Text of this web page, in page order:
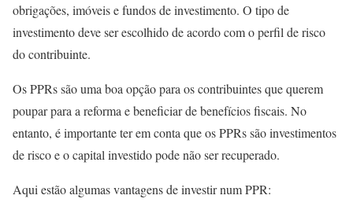
obrigações, imóveis e fundos de investimento. O tipo de
investimento deve ser escolhido de acordo com o perfil de risco
do contribuinte.
Os PPRs são uma boa opção para os contribuintes que querem
poupar para a reforma e beneficiar de benefícios fiscais. No
entanto, é importante ter em conta que os PPRs são investimentos
de risco e o capital investido pode não ser recuperado.
Aqui estão algumas vantagens de investir num PPR: